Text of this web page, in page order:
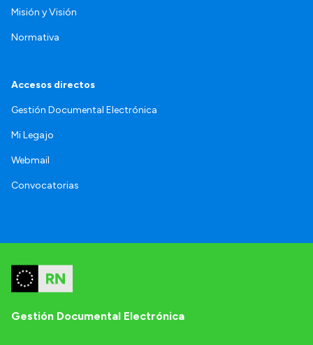
Misión y Visión
Normativa
Accesos directos
Gestión Documental Electrónica
Mi Legajo
Webmail
Convocatorias
Gestión Documental Electrónica